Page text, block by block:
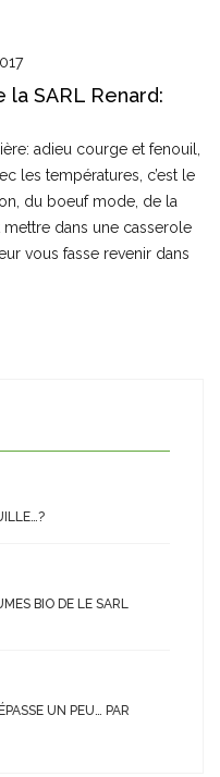
SARL Renard:
adieu courge et fenouil,
les températures, c’est le
du boeuf mode, de la
dans une casserole
vous fasse revenir dans
BIO DE LE SARL
UN PEU… PAR